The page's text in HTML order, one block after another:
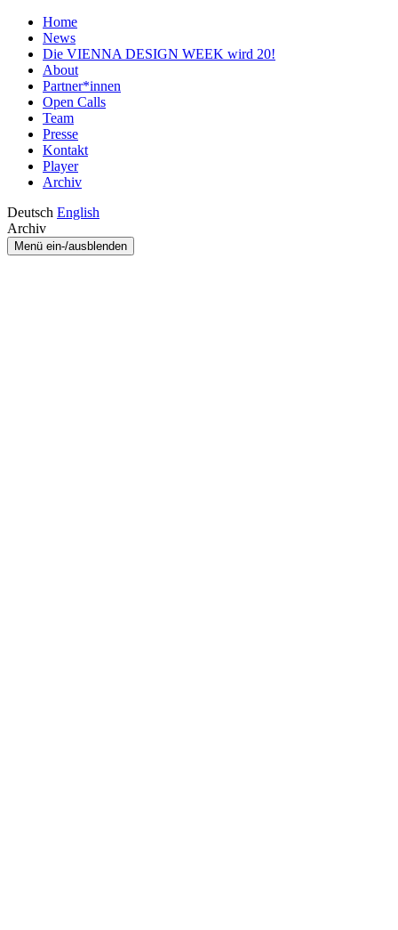
Home
News
Die VIENNA DESIGN WEEK wird 20!
About
Partner*innen
Open Calls
Team
Presse
Kontakt
Player
Archiv
Deutsch English
Archiv
Menü ein-/ausblenden